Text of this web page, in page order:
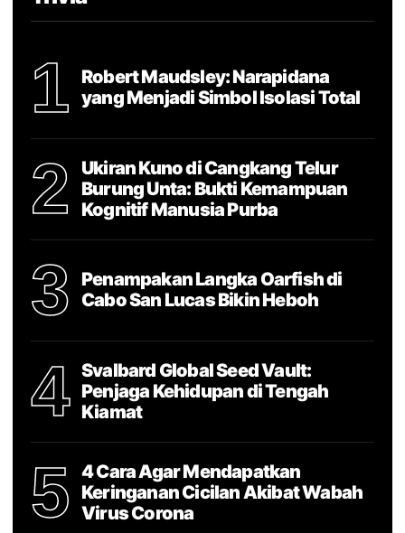
1
Robert Maudsley: Narapidana
yang Menjadi Simbol Isolasi Total
2
Ukiran Kuno di Cangkang Telur
Burung Unta: Bukti Kemampuan
Kognitif Manusia Purba
3
Penampakan Langka Oarfish di
Cabo San Lucas Bikin Heboh
4
Svalbard Global Seed Vault:
Penjaga Kehidupan di Tengah
Kiamat
5
4 Cara Agar Mendapatkan
Keringanan Cicilan Akibat Wabah
Virus Corona